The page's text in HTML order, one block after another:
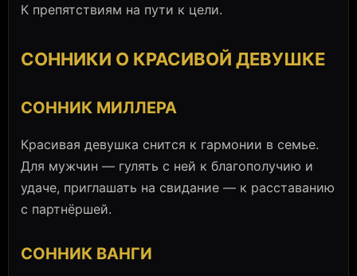
К препятствиям на пути к цели.
СОННИКИ О КРАСИВОЙ ДЕВУШКЕ
СОННИК МИЛЛЕРА
Красивая девушка снится к гармонии в семье.
Для мужчин — гулять с ней к благополучию и
удаче, приглашать на свидание — к расставанию
с партнёршей.
СОННИК ВАНГИ